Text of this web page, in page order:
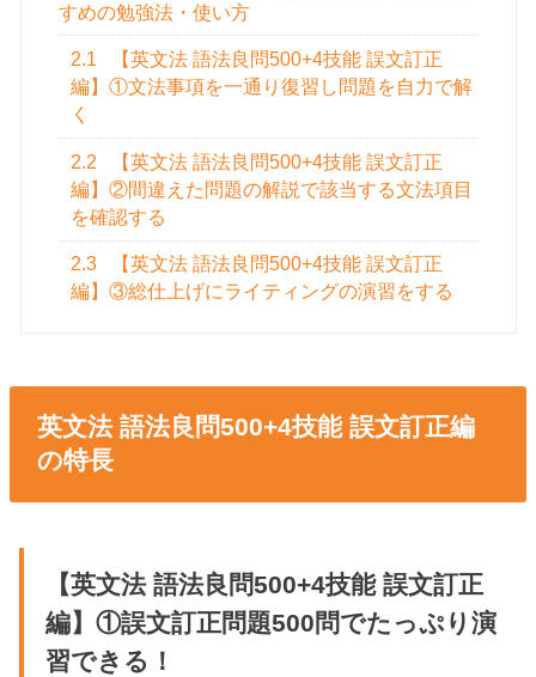
すめの勉強法・使い方
2.1
【英文法 語法良問500+4技能 誤文訂正
編】①文法事項を一通り復習し問題を自力で解
く
2.2
【英文法 語法良問500+4技能 誤文訂正
編】②間違えた問題の解説で該当する文法項目
を確認する
2.3
【英文法 語法良問500+4技能 誤文訂正
編】③総仕上げにライティングの演習をする
英文法 語法良問500+4技能 誤文訂正編
の特長
【英文法 語法良問500+4技能 誤文訂正
編】①誤文訂正問題500問でたっぷり演
習できる！